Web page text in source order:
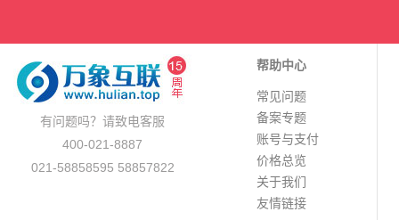
有问题吗？请致电客服
400-021-8887
021-58858595 58857822
帮助中心
常见问题
备案专题
账号与支付
价格总览
关于我们
友情链接